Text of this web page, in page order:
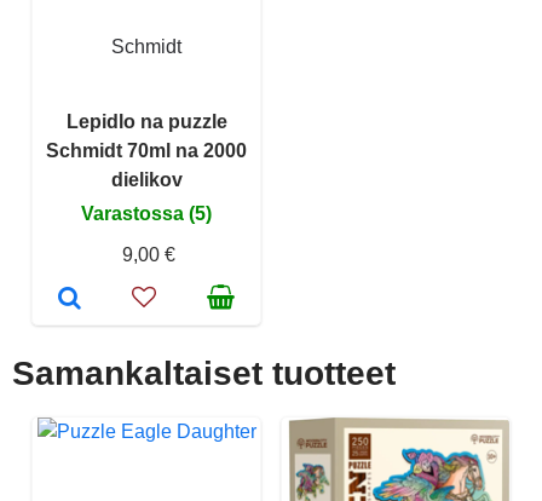
Schmidt
Lepidlo na puzzle
Schmidt 70ml na 2000
dielikov
Varastossa (5)
9,00 €
Samankaltaiset tuotteet